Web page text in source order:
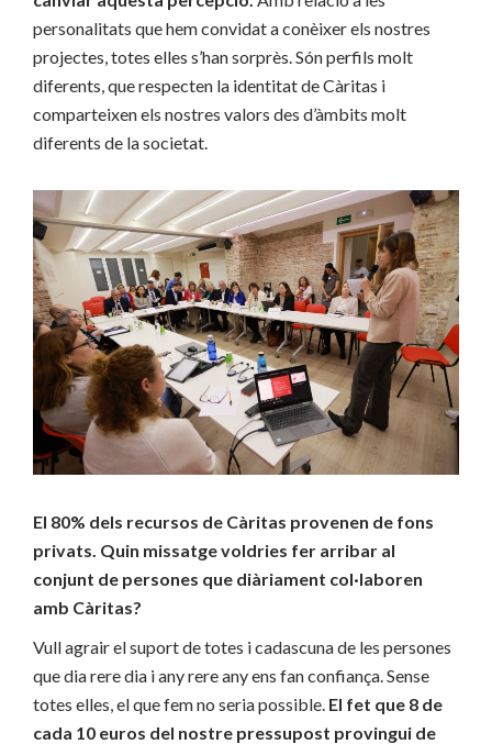
personalitats que hem convidat a conèixer els nostres
projectes, totes elles s’han sorprès. Són perfils molt
diferents, que respecten la identitat de Càritas i
comparteixen els nostres valors des d’àmbits molt
diferents de la societat.
El 80% dels recursos de Càritas provenen de fons
privats. Quin missatge voldries fer arribar al
conjunt de persones que diàriament col·laboren
amb Càritas?
Vull agrair el suport de totes i cadascuna de les persones
que dia rere dia i any rere any ens fan confiança. Sense
totes elles, el que fem no seria possible. El fet que 8 de
cada 10 euros del nostre pressupost provingui de